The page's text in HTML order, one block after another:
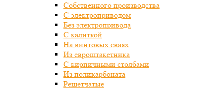
Собственного производства
С электроприводом
Без электропривода
С калиткой
На винтовых сваях
Из евроштакетника
С кирпичными столбами
Из поликарбоната
Решетчатые